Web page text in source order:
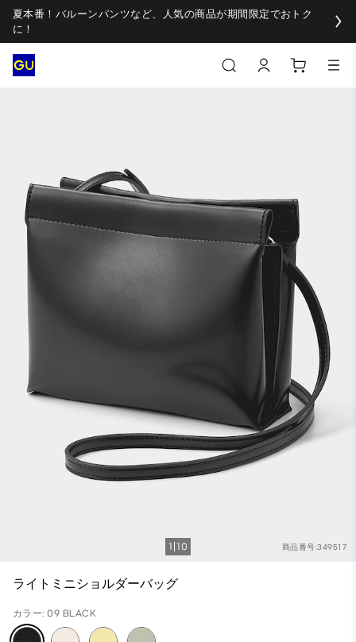
夏本番！バルーンパンツなど、人気の商品が期間限定でおトク
に！
商品番号:349517
1 10
ライトミニショルダーバッグ
カラー: 09 BLACK